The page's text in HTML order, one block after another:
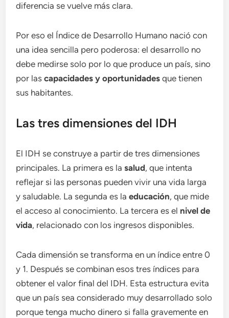
diferencia se vuelve más clara.
Por eso el Índice de Desarrollo Humano nació con
una idea sencilla pero poderosa: el desarrollo no
debe medirse solo por lo que produce un país, sino
por lascapacidades y oportunidades que tienen
sus habitantes.
Las tres dimensiones del IDH
El IDH se construye a partir de tres dimensiones
principales. La primera es lasalud, que intenta
reflejar si las personas pueden vivir una vida larga
y saludable. La segunda es laeducación, que mide
el acceso al conocimiento. La tercera es el nivel de
vida, relacionado con los ingresos disponibles.
Cada dimensión se transforma en un índice entre 0
y 1. Después se combinan esos tres índices para
obtener el valor final del IDH. Esta estructura evita
que un país sea considerado muy desarrollado solo
porque tenga mucho dinero si falla gravemente en